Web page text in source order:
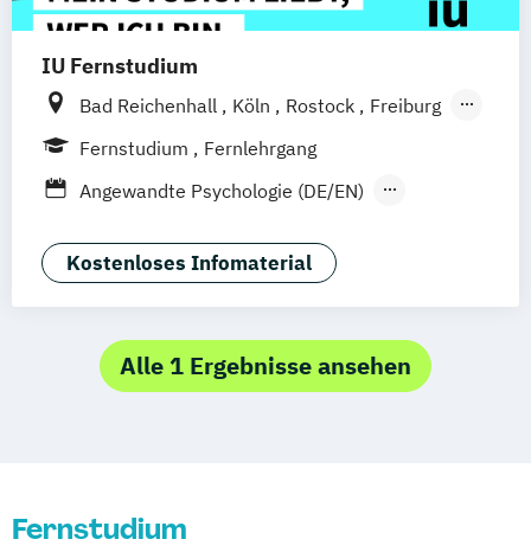
IU Fernstudium
Bad Reichenhall Köln Rostock
Freiburg
Kiel
Frankfurt am Main
Stuttgart
Deggendorf Karlsruhe
Kassel
Oberhausen Offenbach Saarbrücken
Neu-Ulm Graz Innsbruck Wien
Augsburg Freising Friedrichshafen
Klagenfurt Magdeburg Münster Trier
Würzburg Chemnitz Linz
Fernstudium
Fernlehrgang
Angewandte Psychologie (DE/EN)
Gesundheitsmanagement
Digital Health
Gesundheitswesen
Diätetik Ergotherapie
Gesundheitsmanagement
Kostenloses Infomaterial
Alle 1 Ergebnisse ansehen
Fernstudium